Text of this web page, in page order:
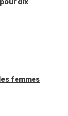
dix
femmes